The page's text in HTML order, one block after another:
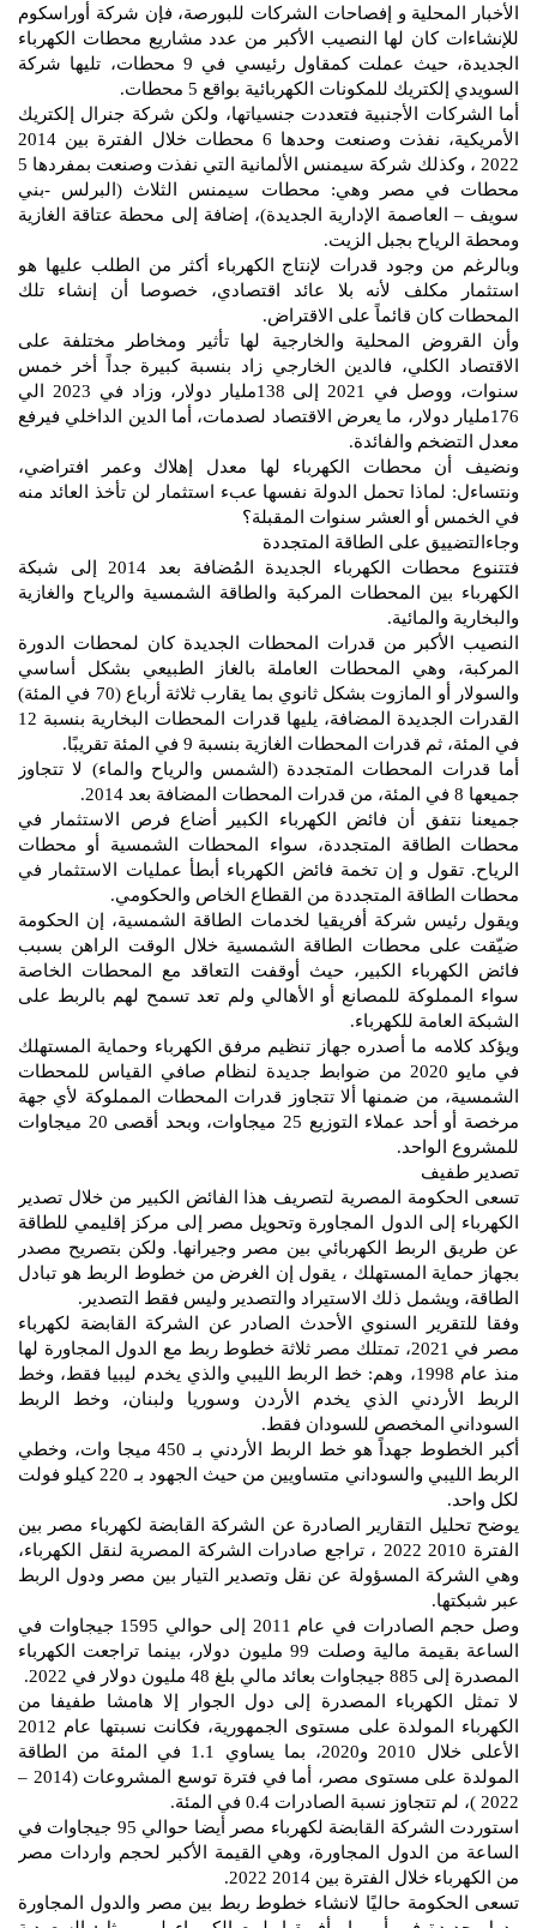
الأخبار المحلية و إفصاحات الشركات للبورصة، فإن شركة أوراسكوم
للإنشاءات كان لها النصيب الأكبر من عدد مشاريع محطات الكهرباء
الجديدة، حيث عملت كمقاول رئيسي في 9 محطات، تليها شركة
السويدي إلكتريك للمكونات الكهربائية بواقع 5 محطات.
أما الشركات الأجنبية فتعددت جنسياتها، ولكن شركة جنرال إلكتريك
الأمريكية، نفذت وصنعت وحدها 6 محطات خلال الفترة بين 2014
2022 ، وكذلك شركة سيمنس الألمانية التي نفذت وصنعت بمفردها 5
محطات في مصر وهي: محطات سيمنس الثلاث (البرلس -بني
سويف – العاصمة الإدارية الجديدة)، إضافة إلى محطة عتاقة الغازية
ومحطة الرياح بجبل الزيت.
وبالرغم من وجود قدرات لإنتاج الكهرباء أكثر من الطلب عليها هو
استثمار مكلف لأنه بلا عائد اقتصادي، خصوصا أن إنشاء تلك
المحطات كان قائماً على الاقتراض.
وأن القروض المحلية والخارجية لها تأثير ومخاطر مختلفة على
الاقتصاد الكلي، فالدين الخارجي زاد بنسبة كبيرة جداً أخر خمس
سنوات، ووصل في 2021 إلى 138مليار دولار، وزاد في 2023 الي
176مليار دولار، ما يعرض الاقتصاد لصدمات، أما الدين الداخلي فيرفع
معدل التضخم والفائدة.
ونضيف أن محطات الكهرباء لها معدل إهلاك وعمر افتراضي،
ونتساءل: لماذا تحمل الدولة نفسها عبء استثمار لن تأخذ العائد منه
في الخمس أو العشر سنوات المقبلة؟
وجاءالتضييق على الطاقة المتجددة
فتتنوع محطات الكهرباء الجديدة المُضافة بعد 2014 إلى شبكة
الكهرباء بين المحطات المركبة والطاقة الشمسية والرياح والغازية
والبخارية والمائية.
النصيب الأكبر من قدرات المحطات الجديدة كان لمحطات الدورة
المركبة، وهي المحطات العاملة بالغاز الطبيعي بشكل أساسي
والسولار أو المازوت بشكل ثانوي بما يقارب ثلاثة أرباع (70 في المئة)
القدرات الجديدة المضافة، يليها قدرات المحطات البخارية بنسبة 12
في المئة، ثم قدرات المحطات الغازية بنسبة 9 في المئة تقريبًا.
أما قدرات المحطات المتجددة (الشمس والرياح والماء) لا تتجاوز
جميعها 8 في المئة، من قدرات المحطات المضافة بعد 2014.
جميعنا نتفق أن فائض الكهرباء الكبير أضاع فرص الاستثمار في
محطات الطاقة المتجددة، سواء المحطات الشمسية أو محطات
الرياح. تقول و إن تخمة فائض الكهرباء أبطأ عمليات الاستثمار في
محطات الطاقة المتجددة من القطاع الخاص والحكومي.
ويقول رئيس شركة أفريقيا لخدمات الطاقة الشمسية، إن الحكومة
ضيّقت على محطات الطاقة الشمسية خلال الوقت الراهن بسبب
فائض الكهرباء الكبير، حيث أوقفت التعاقد مع المحطات الخاصة
سواء المملوكة للمصانع أو الأهالي ولم تعد تسمح لهم بالربط على
الشبكة العامة للكهرباء.
ويؤكد كلامه ما أصدره جهاز تنظيم مرفق الكهرباء وحماية المستهلك
في مايو 2020 من ضوابط جديدة لنظام صافي القياس للمحطات
الشمسية، من ضمنها ألا تتجاوز قدرات المحطات المملوكة لأي جهة
مرخصة أو أحد عملاء التوزيع 25 ميجاوات، وبحد أقصى 20 ميجاوات
للمشروع الواحد.
تصدير طفيف
تسعى الحكومة المصرية لتصريف هذا الفائض الكبير من خلال تصدير
الكهرباء إلى الدول المجاورة وتحويل مصر إلى مركز إقليمي للطاقة
عن طريق الربط الكهربائي بين مصر وجيرانها. ولكن بتصريح مصدر
بجهاز حماية المستهلك ، يقول إن الغرض من خطوط الربط هو تبادل
الطاقة، ويشمل ذلك الاستيراد والتصدير وليس فقط التصدير.
وفقا للتقرير السنوي الأحدث الصادر عن الشركة القابضة لكهرباء
مصر في 2021، تمتلك مصر ثلاثة خطوط ربط مع الدول المجاورة لها
منذ عام 1998، وهم: خط الربط الليبي والذي يخدم ليبيا فقط، وخط
الربط الأردني الذي يخدم الأردن وسوريا ولبنان، وخط الربط
السوداني المخصص للسودان فقط.
أكبر الخطوط جهداً هو خط الربط الأردني بـ 450 ميجا وات، وخطي
الربط الليبي والسوداني متساويين من حيث الجهود بـ 220 كيلو فولت
لكل واحد.
يوضح تحليل التقارير الصادرة عن الشركة القابضة لكهرباء مصر بين
الفترة 2010 2022 ، تراجع صادرات الشركة المصرية لنقل الكهرباء،
وهي الشركة المسؤولة عن نقل وتصدير التيار بين مصر ودول الربط
عبر شبكتها.
وصل حجم الصادرات في عام 2011 إلى حوالي 1595 جيجاوات في
الساعة بقيمة مالية وصلت 99 مليون دولار، بينما تراجعت الكهرباء
المصدرة إلى 885 جيجاوات بعائد مالي بلغ 48 مليون دولار في 2022.
لا تمثل الكهرباء المصدرة إلى دول الجوار إلا هامشا طفيفا من
الكهرباء المولدة على مستوى الجمهورية، فكانت نسبتها عام 2012
الأعلى خلال 2010 و2020، بما يساوي 1.1 في المئة من الطاقة
المولدة على مستوى مصر، أما في فترة توسع المشروعات (2014 –
2022 )، لم تتجاوز نسبة الصادرات 0.4 في المئة.
استوردت الشركة القابضة لكهرباء مصر أيضا حوالي 95 جيجاوات في
الساعة من الدول المجاورة، وهي القيمة الأكبر لحجم واردات مصر
من الكهرباء خلال الفترة بين 2014 2022.
تسعى الحكومة حاليًا لانشاء خطوط ربط بين مصر والدول المجاورة